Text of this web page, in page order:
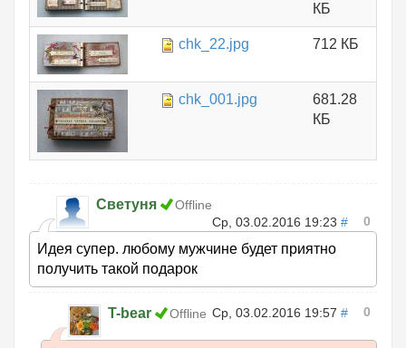
КБ
chk_22.jpg 712 КБ
chk_001.jpg
681.28
КБ
Светуня
Offline
Ср, 03.02.2016 19:23 # 0
Идея супер. любому мужчине будет приятно
получить такой подарок
T-bear Offline Ср, 03.02.2016 19:57 # 0